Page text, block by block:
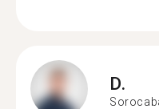
D.